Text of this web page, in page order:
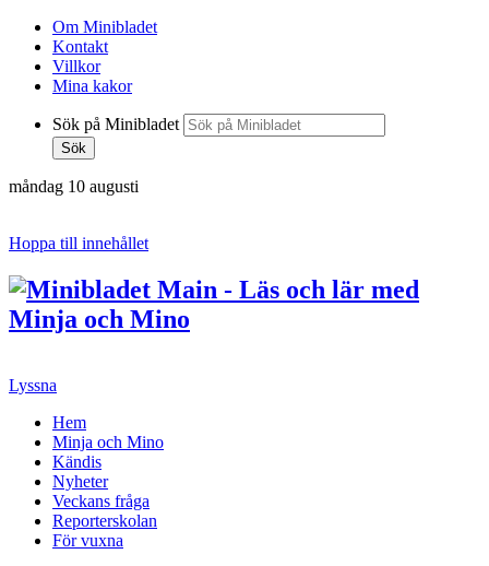
Om Minibladet
Kontakt
Villkor
Mina kakor
Sök på Minibladet
Sök
måndag 10 augusti
Hoppa till innehållet
Lyssna
Hem
Minja och Mino
Kändis
Nyheter
Veckans fråga
Reporterskolan
För vuxna